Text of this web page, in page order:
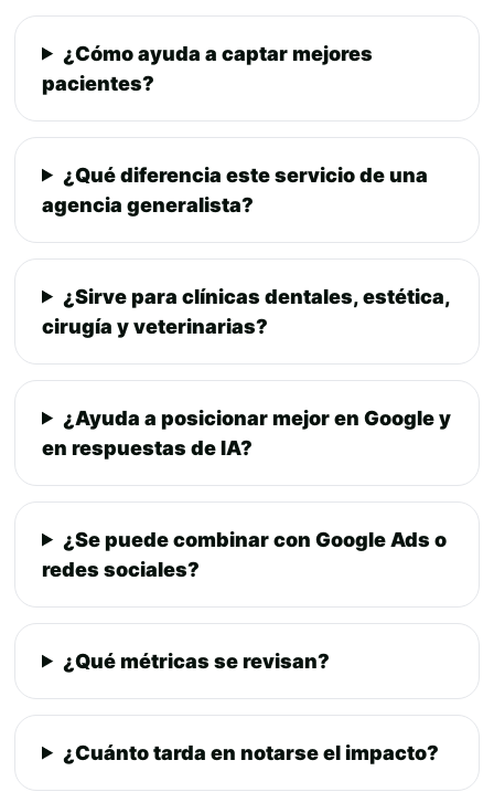
¿Cómo ayuda a captar mejores
pacientes?
¿Qué diferencia este servicio de una
agencia generalista?
¿Sirve para clínicas dentales, estética,
cirugía y veterinarias?
¿Ayuda a posicionar mejor en Google y
en respuestas de IA?
¿Se puede combinar con Google Ads o
redes sociales?
¿Qué métricas se revisan?
¿Cuánto tarda en notarse el impacto?